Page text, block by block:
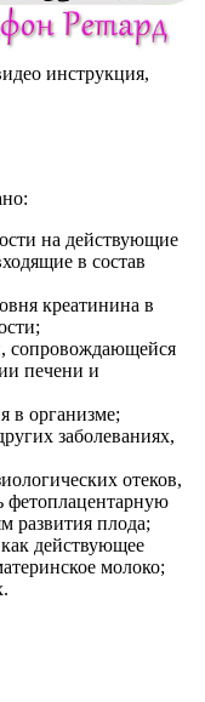
инструкция,
на действующие
в состав
креатинина в
сопровождающейся
печени и
в организме;
заболеваниях,
отеков,
фетоплацентарную
развития плода;
действующее
молоко;